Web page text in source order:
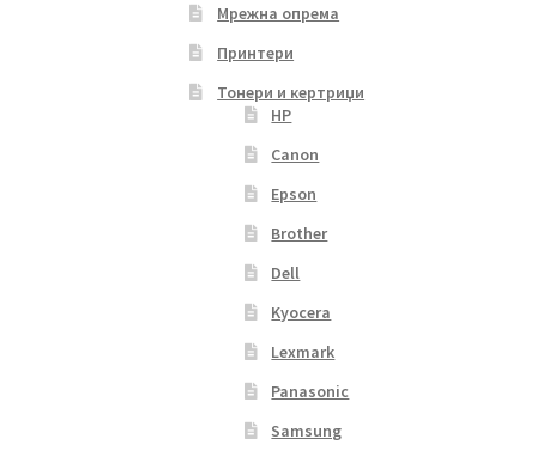
Мрежна опрема
Принтери
Тонери и кертриџи
HP
Canon
Epson
Brother
Dell
Kyocera
Lexmark
Panasonic
Samsung